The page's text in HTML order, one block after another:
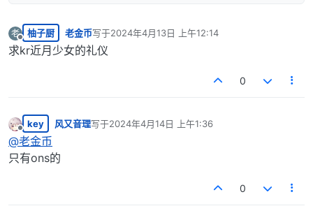
老
离线
柚子厨 老金币写于2024年4月13日 上午12:14
最后由 编辑
求kr近月少女的礼仪
0
离线
key 风又音理写于2024年4月14日 上午1:36
最后由 编辑
@老金币
只有ons的
0